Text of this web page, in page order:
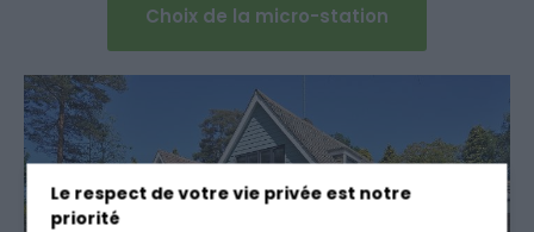
Le respect de votre vie privée est notre
priorité
Choix de la micro-station